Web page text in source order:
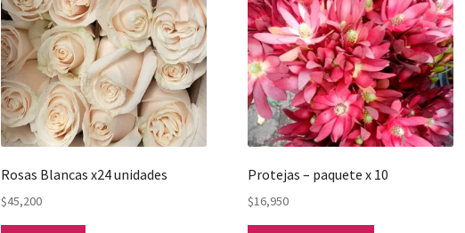
Rosas Blancas x24 unidades
$45,200
Protejas – paquete x 10
$16,950